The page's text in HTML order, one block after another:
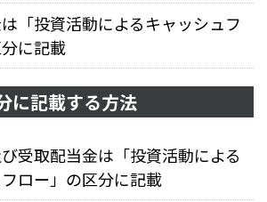
「投資活動によるキャッシュフ
に記載
に記載する方法
受取配当金は「投資活動による
ロー」の区分に記載